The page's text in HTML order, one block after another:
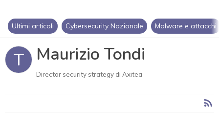
Ultimi articoli Cybersecurity Nazionale Malware e attacchi
T Maurizio Tondi
Director security strategy di Axitea